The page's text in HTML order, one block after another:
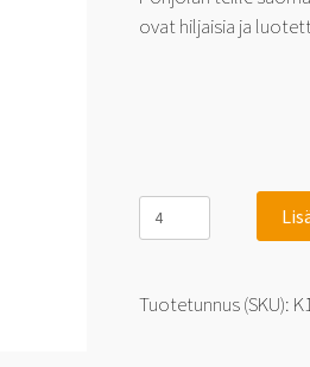
ovat hiljaisia ja
Kontio
BearPaw
185/65-
H
Tuotetunnus (SKU):